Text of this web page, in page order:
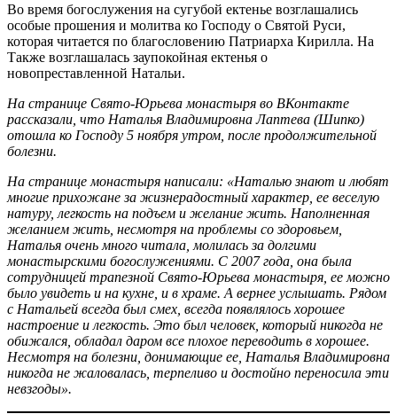
Во время богослужения на сугубой ектенье возглашались
особые прошения и молитва ко Господу о Святой Руси,
которая читается по благословению Патриарха Кирилла. На
Также возглашалась заупокойная ектенья о
новопреставленной Натальи.
На странице Свято-Юрьева монастыря во ВКонтакте
рассказали, что Наталья Владимировна Лаптева (Шипко)
отошла ко Господу 5 ноября утром, после продолжительной
болезни.
На странице монастыря написали: «Наталью знают и любят
многие прихожане за жизнерадостный характер, ее веселую
натуру, легкость на подъем и желание жить. Наполненная
желанием жить, несмотря на проблемы со здоровьем,
Наталья очень много читала, молилась за долгими
монастырскими богослужениями. С 2007 года, она была
сотрудницей трапезной Свято-Юрьева монастыря, ее можно
было увидеть и на кухне, и в храме. А вернее услышать. Рядом
с Натальей всегда был смех, всегда появлялось хорошее
настроение и легкость. Это был человек, который никогда не
обижался, обладал даром все плохое переводить в хорошее.
Несмотря на болезни, донимающие ее, Наталья Владимировна
никогда не жаловалась, терпеливо и достойно переносила эти
невзгоды».